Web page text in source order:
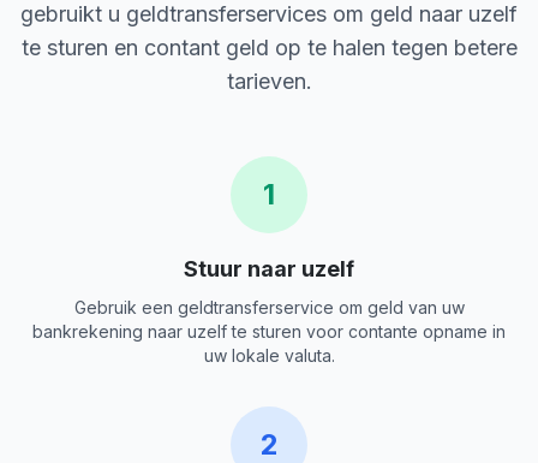
gebruikt u geldtransferservices om geld naar uzelf
te sturen en contant geld op te halen tegen betere
tarieven.
1
Stuur naar uzelf
Gebruik een geldtransferservice om geld van uw
bankrekening naar uzelf te sturen voor contante opname in
uw lokale valuta.
2